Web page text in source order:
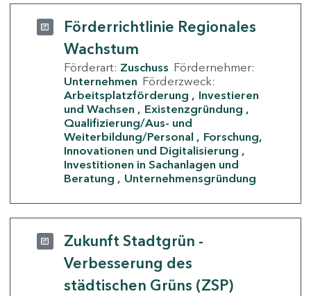
Förderrichtlinie Regionales
Wachstum
Förderart: Zuschuss Fördernehmer:
Unternehmen Förderzweck:
Arbeitsplatzförderung
Investieren
und Wachsen
Existenzgründung
Qualifizierung/Aus- und
Weiterbildung/Personal
Forschung,
Innovationen und Digitalisierung
Investitionen in Sachanlagen und
Beratung
Unternehmensgründung
Zukunft Stadtgrün -
Verbesserung des
städtischen Grüns (ZSP)